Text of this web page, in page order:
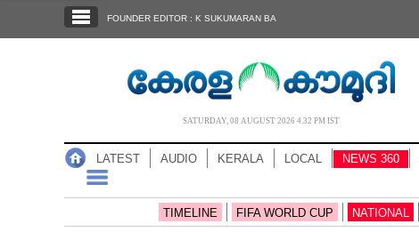
NOTIFIED NEWS
FOUNDER EDITOR : K SUKUMARAN BA
SATURDAY, 08 AUGUST 2026 4.32 PM IST
LATEST AUDIO KERALA LOCAL NEWS 360
TIMELINE FIFA WORLD CUP NATIONAL